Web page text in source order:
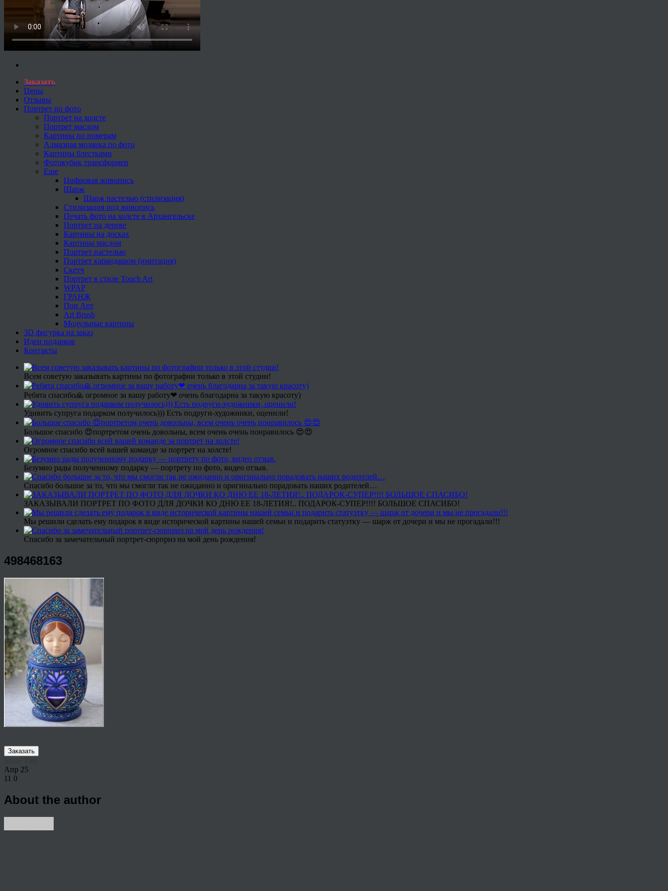
Заказать
Цены
Отзывы
Портрет по фото
Портрет на холсте
Портрет маслом
Картины по номерам
Алмазная мозаика по фото
Картины блестками
Фотокубик трансформер
Еще
Цифровая живопись
Шарж
Шарж пастелью (стилизация)
Стилизация под живопись
Печать фото на холсте в Архангельске
Портрет на дереве
Картины на досках
Картины маслом
Портрет пастелью
Портрет карандашом (имитация)
Скетч
Портрет в стиле Touch Art
WPAP
ГРАНЖ
Поп Арт
Art Brush
Модульные картины
3D фигурка на заказ
Идеи подарков
Контакты
Всем советую заказывать картины по фотографии только в этой студии!
Ребята спасибо🙏 огромное за вашу работу❤ очень благодарна за такую красоту)
Удивить супруга подарком получилось))) Есть подруги-художники, оценили!
Большое спасибо 😍портретом очень довольны, всем очень очень понравилось 😍😍
Огромное спасибо всей вашей команде за портрет на холсте!
Безумно рады полученному подарку — портрету по фото, видео отзыв.
Спасибо большое за то, что мы смогли так не ожиданно и оригинально порадовать наших родителей…
ЗАКАЗЫВАЛИ ПОРТРЕТ ПО ФОТО ДЛЯ ДОЧКИ КО ДНЮ ЕЕ 18-ЛЕТИЯ!.. ПОДАРОК-СУПЕР!!!! БОЛЬШОЕ СПАСИБО!
Мы решили сделать ему подарок в виде исторической картины нашей семьи и подарить статуэтку — шарж от дочери и мы не прогадали!!!
Спасибо за замечательный портрет-сюрприз на мой день рождения!
498468163
Заказать
Апр 25
11 0
About the author